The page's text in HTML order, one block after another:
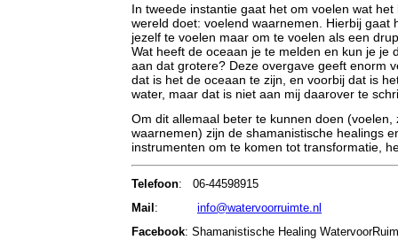
In tweede instantie gaat het om voelen wat
wereld doet: voelend waarnemen. Hierbij gaat
jezelf te voelen maar om te voelen als een
Wat heeft de oceaan je te melden en kun je je
aan dat grotere? Deze overgave geeft enorm
dat is het de oceaan te zijn, en voorbij dat is
water, maar dat is niet aan mij daarover te
Om dit allemaal beter te kunnen doen (voelen,
waarnemen) zijn de shamanistische healings
instrumenten om te komen tot transformatie,
Telefoon: 06-44598915
Mail : info@watervoorruimte.nl
Facebook: Shamanistische Healing